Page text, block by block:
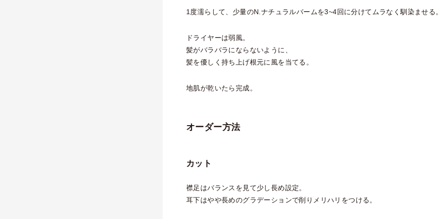
1度濡らして、少量のN.ナチュラルバームを3~4回に分けてムラなく馴染ませる
ドライヤーは弱風。
髪がバラバラにならないように、
髪を優しく持ち上げ根元に風を当てる。
地肌が乾いたら完成。
オーダー方法
カット
襟足はバランスを見て少し長め設定。
耳下はやや長めのグラデーションで削りメリハリをつける。